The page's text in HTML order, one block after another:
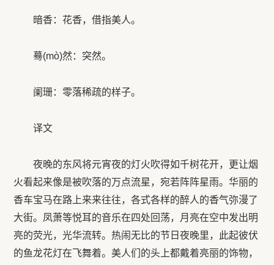
暗香：花香，借指美人。
蓦(mò)然：突然。
阑珊：零落稀疏的样子。
译文
夜晚的东风将元宵夜的灯火吹得如千树花开，更让烟
火看起来像是被吹落的万点流星，宛若阵阵星雨。华丽的
香车宝马在路上来来往往，各式各样的醉人的香气弥漫了
大街。凤萧等悦耳的音乐在四处回荡，月亮在空中发出明
亮的荧光，光华流转。热闹无比的节日夜晚里，此起彼伏
的鱼龙花灯在飞舞着。美人们的头上都戴着亮丽的饰物，